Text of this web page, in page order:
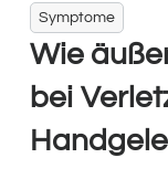
Symptome
Wie
bei